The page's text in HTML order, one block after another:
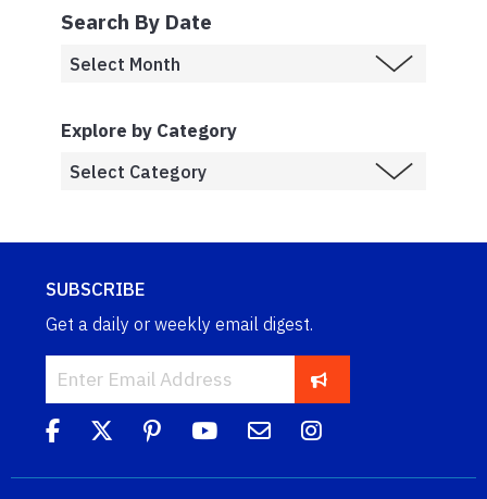
Search By Date
Explore by Category
SUBSCRIBE
Get a daily or weekly email digest.